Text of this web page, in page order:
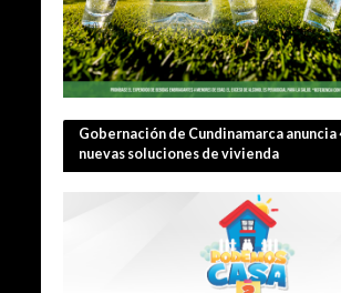
Gobernación de Cundinamarca anuncia
nuevas soluciones de vivienda